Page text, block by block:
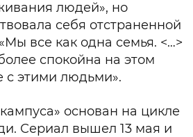
людей», но
себя отстраненной
все как одна семья. <…>
спокойна на этом
с этими людьми».
основан на цикле
Сериал вышел 13 мая и